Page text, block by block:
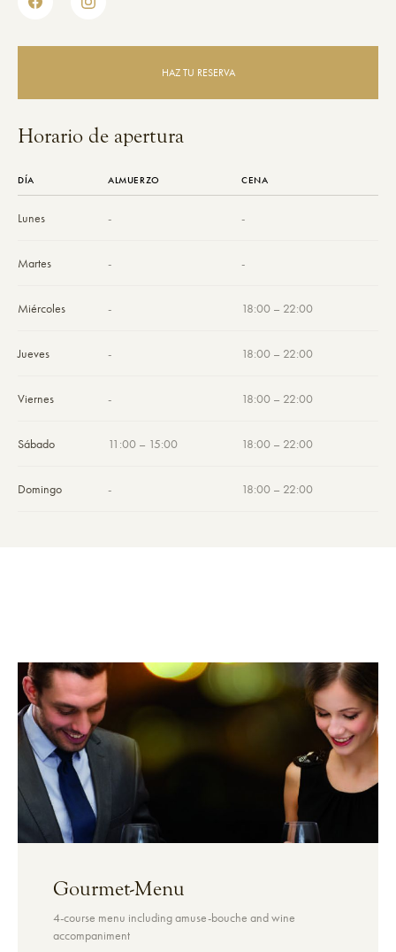
HAZ TU RESERVA
Horario de apertura
DÍA ALMUERZO CENA
Lunes - -
Martes - -
Miércoles - 18:00 – 22:00
Jueves - 18:00 – 22:00
Viernes - 18:00 – 22:00
Sábado 11:00 – 15:00 18:00 – 22:00
Domingo - 18:00 – 22:00
Gourmet-Menu
4-course menu including amuse-bouche and wine
accompaniment